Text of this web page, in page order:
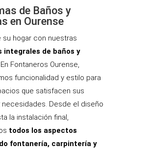
de Baños y
en Ourense
su hogar con nuestras
integrales de baños y
En Fontaneros Ourense,
funcionalidad y estilo para
que satisfacen sus
Desde el diseño
la instalación final,
todos los aspectos
fontanería, carpintería y